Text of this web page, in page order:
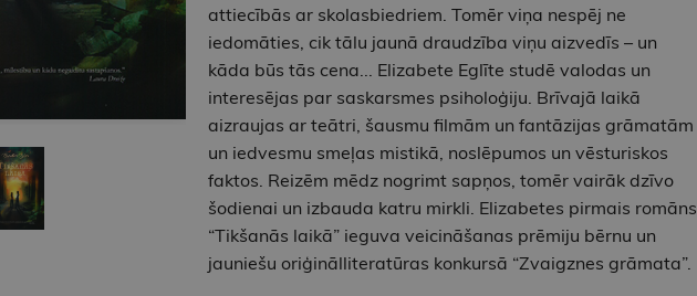
attiecībās ar skolasbiedriem. Tomēr viņa nespēj ne
iedomāties, cik tālu jaunā draudzība viņu aizvedīs – un
kāda būs tās cena... Elizabete Eglīte studē valodas un
interesējas par saskarsmes psiholoģiju. Brīvajā laikā
aizraujas ar teātri, šausmu filmām un fantāzijas grāmatām
un iedvesmu smeļas mistikā, noslēpumos un vēsturiskos
faktos. Reizēm mēdz nogrimt sapņos, tomēr vairāk dzīvo
šodienai un izbauda katru mirkli. Elizabetes pirmais romāns
“Tikšanās laikā” ieguva veicināšanas prēmiju bērnu un
jauniešu oriģinālliteratūras konkursā “Zvaigznes grāmata”.